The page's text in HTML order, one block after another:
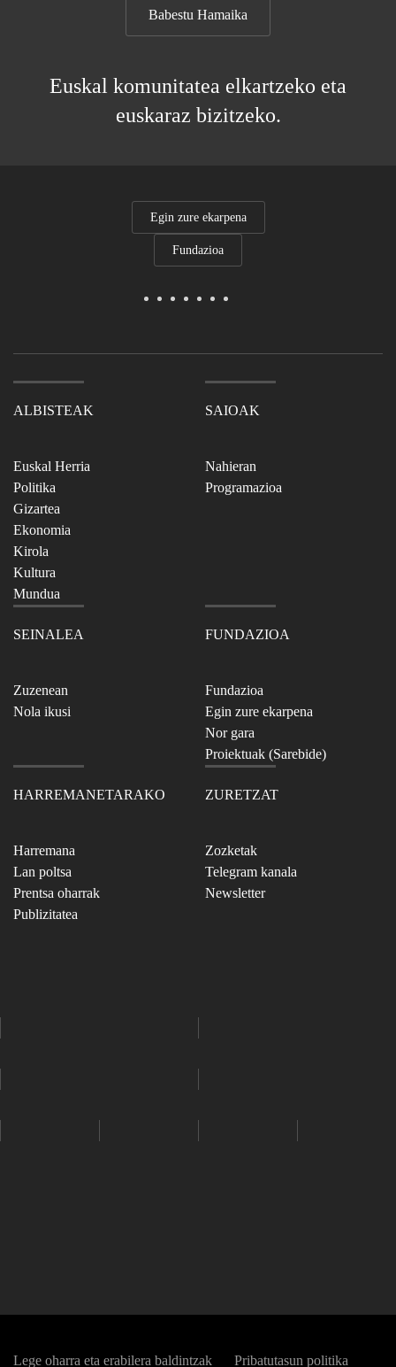
Babestu Hamaika
Euskal komunitatea elkartzeko eta
euskaraz bizitzeko.
Egin zure ekarpena
Fundazioa
ALBISTEAK
Euskal Herria
Politika
Gizartea
Ekonomia
Kirola
Kultura
Mundua
SAIOAK
Nahieran
Programazioa
SEINALEA
Zuzenean
Nola ikusi
FUNDAZIOA
Fundazioa
Egin zure ekarpena
Nor gara
Proiektuak (Sarebide)
HARREMANETARAKO
Harremana
Lan poltsa
Prentsa oharrak
Publizitatea
ZURETZAT
Zozketak
Telegram kanala
Newsletter
Lege oharra eta erabilera baldintzak Pribatutasun politika